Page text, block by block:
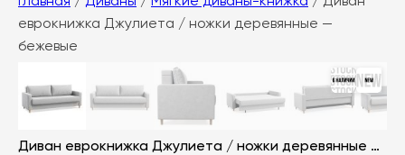
еврокнижка Джулиета / ножки деревянные —
бежевые
Диван еврокнижка Джулиета / ножки деревянные — бежевые